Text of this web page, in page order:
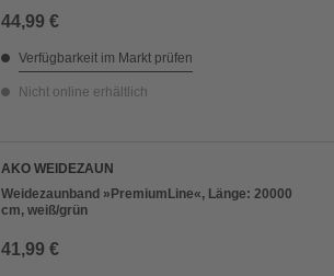
44,99 €
Verfügbarkeit im Markt prüfen
Nicht online erhältlich
AKO WEIDEZAUN
Weidezaunband »PremiumLine«, Länge: 20000
cm, weiß/grün
41,99 €